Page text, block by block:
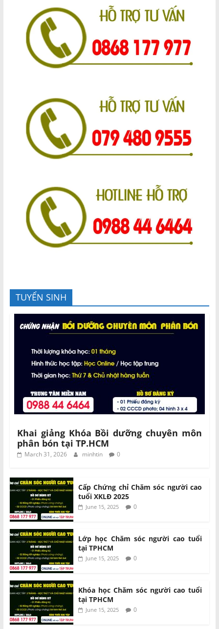
TUYỂN SINH
Khai giảng Khóa Bồi dưỡng chuyên môn
phân bón tại TP.HCM
March 31, 2026 minhtin 0
Cấp Chứng chỉ Chăm sóc người cao
tuổi XKLĐ 2025
June 15, 2025 0
Lớp học Chăm sóc người cao tuổi
tại TPHCM
June 15, 2025 0
Khóa học Chăm sóc người cao tuổi
tại TPHCM
June 15, 2025 0